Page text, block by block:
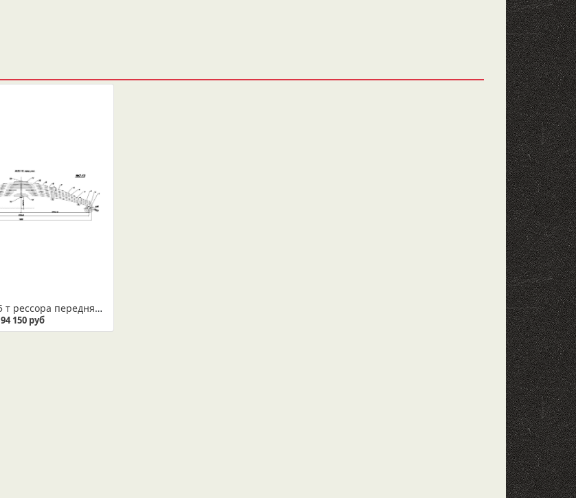
ISUZU GIGA 15 т рессора передняя усиленная (Арт. IR 07-13) Рессора не укомплектована втулками
94 150 руб